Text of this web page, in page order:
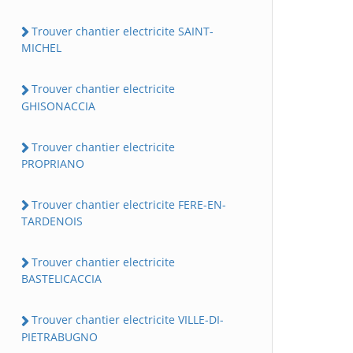
Trouver chantier electricite SAINT-
MICHEL
Trouver chantier electricite
GHISONACCIA
Trouver chantier electricite
PROPRIANO
Trouver chantier electricite FERE-EN-
TARDENOIS
Trouver chantier electricite
BASTELICACCIA
Trouver chantier electricite VILLE-DI-
PIETRABUGNO